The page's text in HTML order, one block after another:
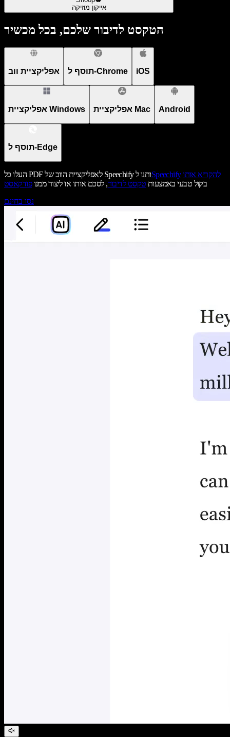
אייקון מוזיקה
הטקסט לדיבור שלכם, בכל מכשיר
אפליקציית ווב תוסף ל-Chrome iOS
אפליקציית Windows אפליקציית Mac Android
תוסף ל-Edge
העלו כל PDF לאפליקציית הווב של Speechify ותנו לSpeechify להקריא אותו
בקול טבעי באמצעות טקסט לדיבור, לסכם אותו או ליצור ממנופודקאסט
נסו בחינם